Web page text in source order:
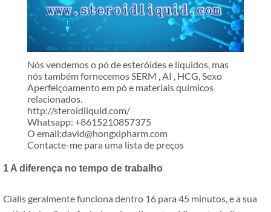
Nós vendemos o pó de esteróides e líquidos, mas
nós também fornecemos SERM , AI , HCG, Sexo
Aperfeiçoamento em pó e materiais químicos
relacionados.
http://steroidliquid.com/
Whatsapp: +8615210857375
O email:david@hongxipharm.com
Contacte-me para uma lista de preços
1 A diferença no tempo de trabalho
Cialis geralmente funciona dentro 16 para 45 minutos, e a sua